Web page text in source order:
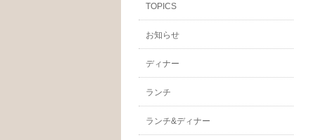
TOPICS
お知らせ
ディナー
ランチ
ランチ&ディナー